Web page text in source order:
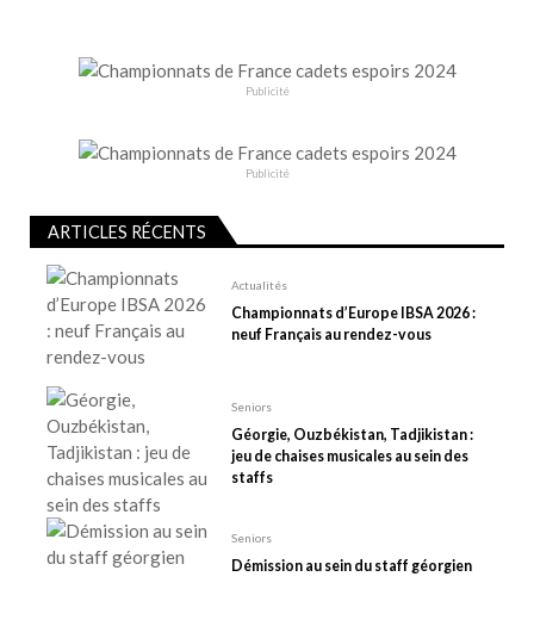
l
’
Publicité
Publicité
ARTICLES RÉCENTS
Actualités
Championnats d’Europe IBSA 2026 :
neuf Français au rendez-vous
Seniors
Géorgie, Ouzbékistan, Tadjikistan :
jeu de chaises musicales au sein des
staffs
Seniors
Démission au sein du staff géorgien